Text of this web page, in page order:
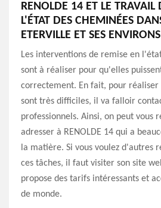
RENOLDE 14 ET LE TRAVAIL
L'ÉTAT DES CHEMINÉES
ETERVILLE ET SES ENVIRONS
Les interventions de remise en
sont à réaliser pour qu'elles
correctement. En fait, pour réaliser
sont très difficiles, il va falloir
professionnels. Ainsi, on peut vous
adresser à RENOLDE 14 qui a
la matière. Si vous voulez d'autres
ces tâches, il faut visiter son site
propose des tarifs intéressants et
de monde.